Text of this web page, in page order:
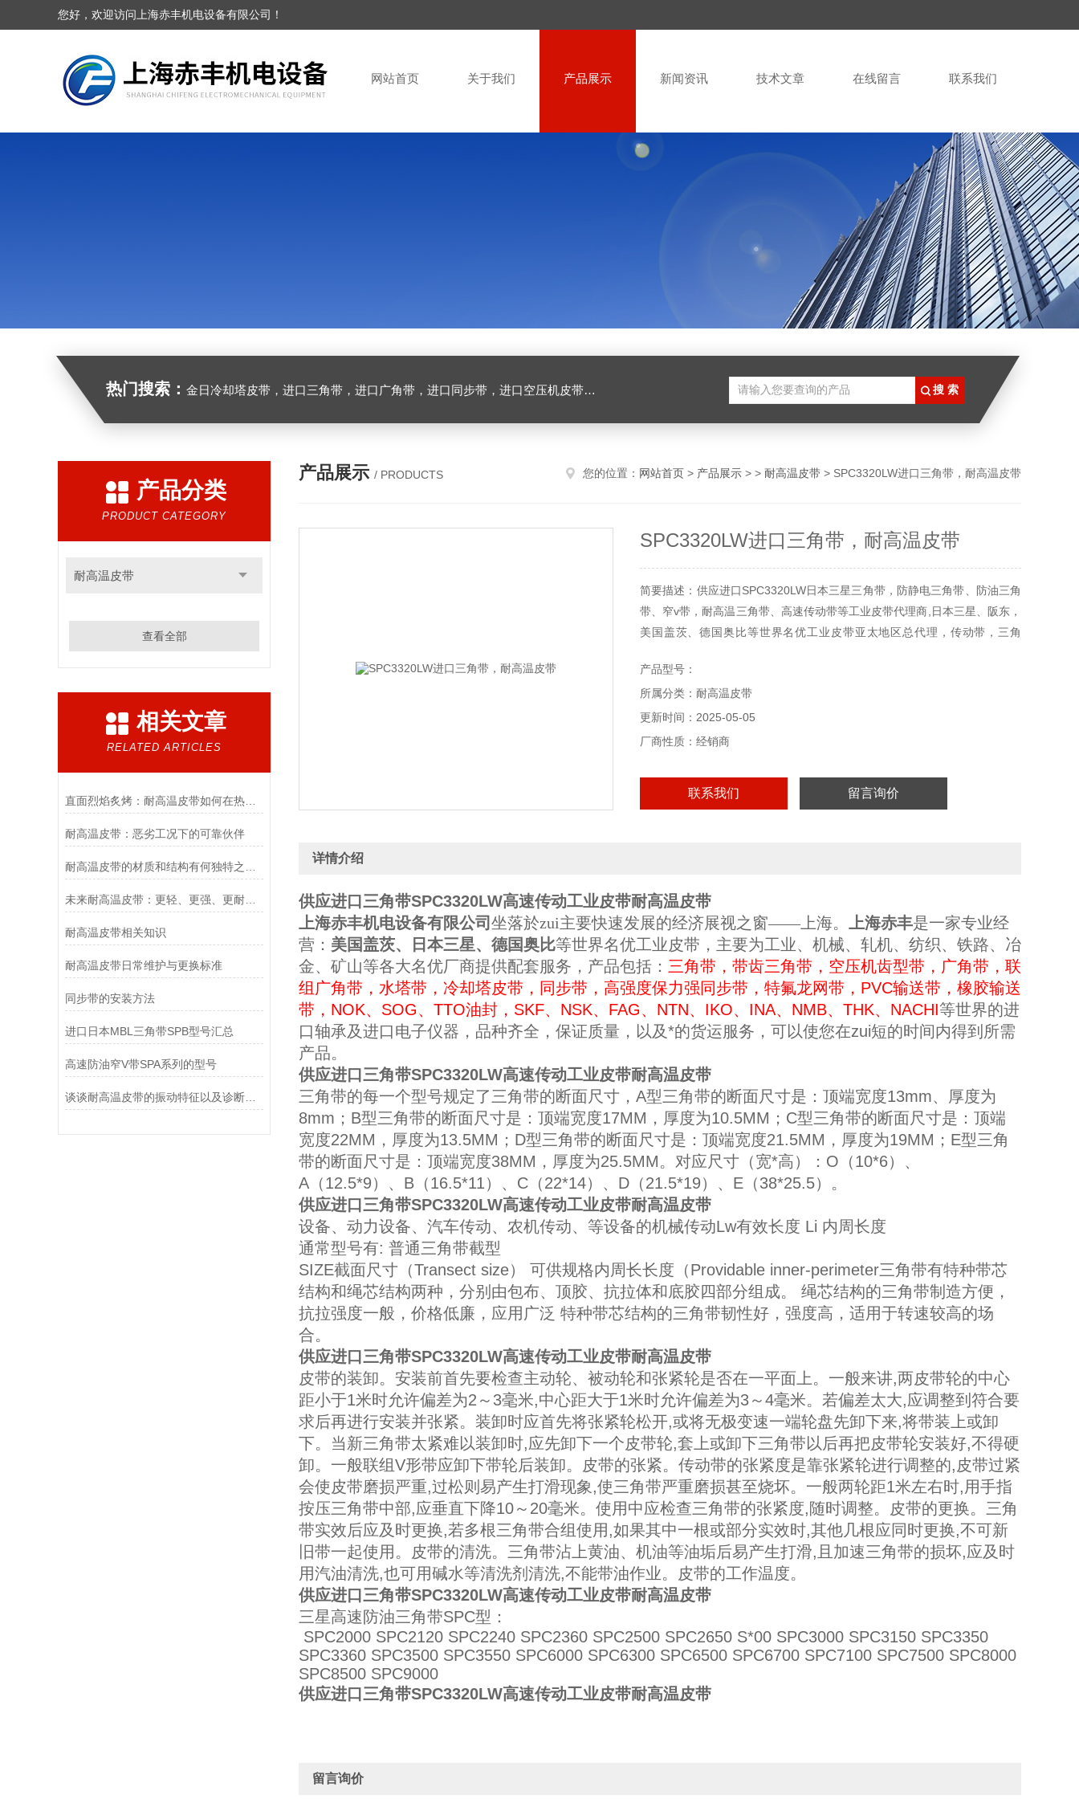
您好，欢迎访问上海赤丰机电设备有限公司！
网站首页 关于我们 产品展示 新闻资讯 技术文章 在线留言 联系我们
热门搜索： 金日冷却塔皮带，进口三角带，进口广角带，进口同步带，进口空压机皮带，带齿三角带，特氟龙高温布，进口轴承油封及电子仪器
产品分类
PRODUCT CATEGORY
耐高温皮带
查看全部
相关文章
RELATED ARTICLES
直面烈焰炙烤：耐高温皮带如何在热场中守住工业传输的生命线？
耐高温皮带：恶劣工况下的可靠伙伴
未来耐高温皮带：更轻、更强、更耐温？
耐高温皮带相关知识
耐高温皮带日常维护与更换标准
同步带的安装方法
进口日本MBL三角带SPB型号汇总
高速防油窄V带SPA系列的型号
谈谈耐高温皮带的振动特征以及诊断的方法
产品展示 / PRODUCTS 您的位置： 网站首页 > 产品展示 > > 耐高温皮带 > SPC3320LW进口三角带，耐高温皮带
SPC3320LW进口三角带，耐高温皮带
简要描述：供应进口SPC3320LW日本三星三角带，防静电三角带、防油三角
带、窄v带，耐高温三角带、高速传动带等工业皮带代理商,日本三星、阪东，
美国盖茨、德国奥比等世界名优工业皮带亚太地区总代理，传动带，三角
产品型号：
所属分类：耐高温皮带
更新时间：2025-05-05
厂商性质：经销商
联系我们 留言询价
详情介绍
供应进口三角带SPC3320LW高速传动工业皮带耐高温皮带
上海赤丰机电设备有限公司 坐落於zui主要快速发展的经济展视之 窗——上海。 上海赤丰是一家专业经
营 ： 美国盖茨、日本三星、德国奥比等世界名优工业皮带，主要为工业、机械、轧机、纺织、铁路、冶
金、矿山等各大名优厂商提供配套服务， 产品包括： 三角带，带齿三角带，空压机齿型带，广角带，联
组广角带，水塔带，冷却塔皮带，同步带，高强度保力强同步带，特氟龙网带，PVC输送带，橡胶输送
带 ， NOK、SOG、TTO油封 ， SKF、NSK、FAG、NTN、IKO、INA、NMB、THK、NACHI等世界的进
口轴承及进口电子仪器， 品种齐全，保证质量， 以及*的货运服务，可以使您在zui短的时间内得到所需
产品。
供应进口三角带SPC3320LW高速传动工业皮带耐高温皮带
三角带的每一个型号规定了三角带的断面尺寸，A型三角带的断面尺寸是：顶端宽度13mm、厚度为
8mm；B型三角带的断面尺寸是：顶端宽度17MM，厚度为10.5MM；C型三角带的断面尺寸是：顶端
宽度22MM，厚度为13.5MM；D型三角带的断面尺寸是：顶端宽度21.5MM，厚度为19MM；E型三角
带的断面尺寸是：顶端宽度38MM，厚度为25.5MM。对应尺寸（宽*高）：O（10*6）、
A（12.5*9）、B（16.5*11）、C（22*14）、D（21.5*19）、E（38*25.5）。
供应进口三角带SPC3320LW高速传动工业皮带耐高温皮带
设备、动力设备、汽车传动、农机传动、等设备的机械传动Lw有效长度 Li 内周长度
通常型号有: 普通三角带截型
SIZE截面尺寸（Transect size） 可供规格内周长长度（Providable inner-perimeter三角带有特种带芯
结构和绳芯结构两种，分别由包布、顶胶、抗拉体和底胶四部分组成。 绳芯结构的三角带制造方便，
抗拉强度一般，价格低廉，应用广泛 特种带芯结构的三角带韧性好，强度高，适用于转速较高的场
合。
供应进口三角带SPC3320LW高速传动工业皮带耐高温皮带
皮带的装卸。安装前首先要检查主动轮、被动轮和张紧轮是否在一平面上。一般来讲,两皮带轮的中心
距小于1米时允许偏差为2～3毫米,中心距大于1米时允许偏差为3～4毫米。若偏差太大,应调整到符合要
求后再进行安装并张紧。装卸时应首先将张紧轮松开,或将无极变速一端轮盘先卸下来,将带装上或卸
下。当新三角带太紧难以装卸时,应先卸下一个皮带轮,套上或卸下三角带以后再把皮带轮安装好,不得硬
卸。一般联组V形带应卸下带轮后装卸。皮带的张紧。传动带的张紧度是靠张紧轮进行调整的,皮带过紧
会使皮带磨损严重,过松则易产生打滑现象,使三角带严重磨损甚至烧坏。一般两轮距1米左右时,用手指
按压三角带中部,应垂直下降10～20毫米。使用中应检查三角带的张紧度,随时调整。皮带的更换。三角
带实效后应及时更换,若多根三角带合组使用,如果其中一根或部分实效时,其他几根应同时更换,不可新
旧带一起使用。皮带的清洗。三角带沾上黄油、机油等油垢后易产生打滑,且加速三角带的损坏,应及时
用汽油清洗,也可用碱水等清洗剂清洗,不能带油作业。皮带的工作温度。
供应进口三角带SPC3320LW高速传动工业皮带耐高温皮带
三星高速防油三角带SPC型：
SPC2000 SPC2120 SPC2240 SPC2360 SPC2500 SPC2650 S*00 SPC3000 SPC3150 SPC3350
SPC3360 SPC3500 SPC3550 SPC6000 SPC6300 SPC6500 SPC6700 SPC7100 SPC7500 SPC8000
SPC8500 SPC9000
供应进口三角带SPC3320LW高速传动工业皮带耐高温皮带
留言询价